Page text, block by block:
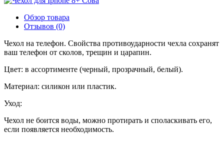
Обзор товара
Отзывов (0)
Чехол на телефон. Свойства противоударности чехла сохранят
ваш телефон от сколов, трещин и царапин.
Цвет: в ассортименте (черный, прозрачный, белый).
Материал: силикон или пластик.
Уход:
Чехол не боится воды, можно протирать и споласкивать его,
если появляется необходимость.